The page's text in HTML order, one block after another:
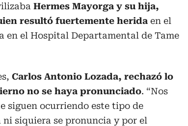
Hermes Mayorga y su hija,
resultó fuertemente herida en el
en el Hospital Departamental de Tame
Carlos Antonio Lozada, rechazó lo
no se haya pronunciado. “Nos
siguen ocurriendo este tipo de
siquiera se pronuncia y por el